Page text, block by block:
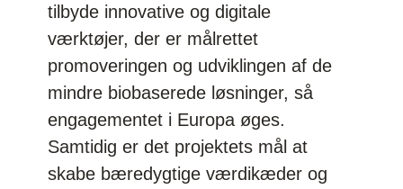
tilbyde innovative og digitale
værktøjer, der er målrettet
promoveringen og udviklingen af de
mindre biobaserede løsninger, så
engagementet i Europa øges.
Samtidig er det projektets mål at
skabe bæredygtige værdikæder og